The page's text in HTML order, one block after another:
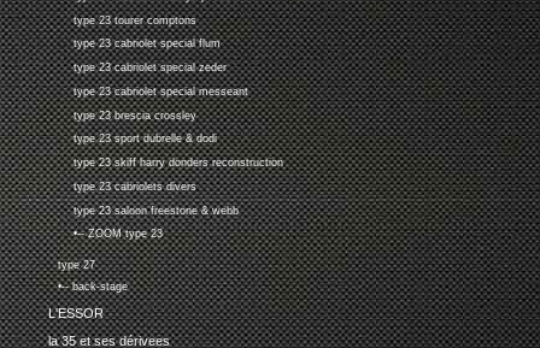
type 23 tourer comptons
type 23 cabriolet special flum
type 23 cabriolet special zeder
type 23 cabriolet special messeant
type 23 brescia crossley
type 23 sport dubrelle & dodi
type 23 skiff harry donders reconstruction
type 23 cabriolets divers
type 23 saloon freestone & webb
•-- ZOOM type 23
type 27
•-- back-stage
L'ESSOR
la 35 et ses dérivees